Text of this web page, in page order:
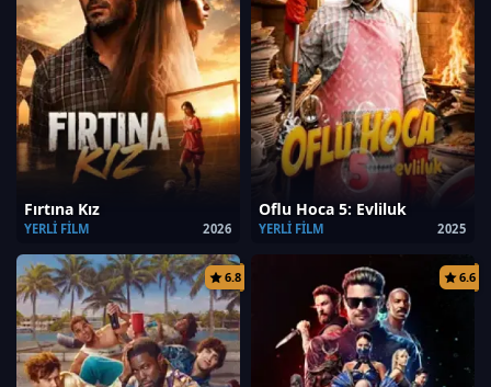
Fırtına Kız
2026
YERLI FILM
Oflu Hoca 5: Evliluk
2025
YERLI FILM
6.8 6.6